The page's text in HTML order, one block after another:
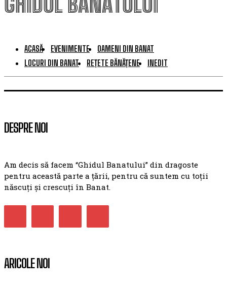
ACASĂ EVENIMENTE
OAMENI DIN BANAT
LOCURI DIN BANAT
REȚETE BĂNĂȚENE INEDIT
DESPRE NOI
Am decis să facem “Ghidul Banatului” din dragoste
pentru această parte a țării, pentru că suntem cu toții
născuți și crescuți în Banat.
ARICOLE NOI